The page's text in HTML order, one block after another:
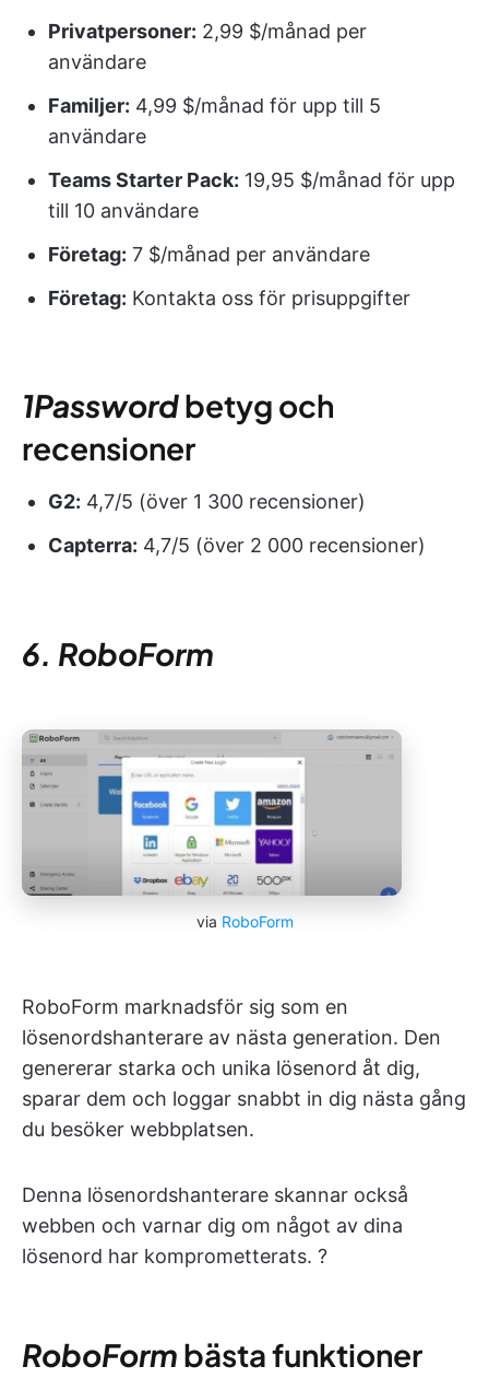
Privatpersoner: 2,99 $/månad per
användare
Familjer: 4,99 $/månad för upp till 5
användare
Teams Starter Pack: 19,95 $/månad för upp
till 10 användare
Företag: 7 $/månad per användare
Företag: Kontakta oss för prisuppgifter
1Passwordbetyg och
recensioner
G2: 4,7/5 (över 1 300 recensioner)
Capterra: 4,7/5 (över 2 000 recensioner)
6. RoboForm
via RoboForm
RoboForm marknadsför sig som en
lösenordshanterare av nästa generation. Den
genererar starka och unika lösenord åt dig,
sparar dem och loggar snabbt in dig nästa gång
du besöker webbplatsen.
Denna lösenordshanterare skannar också
webben och varnar dig om något av dina
lösenord har komprometterats. ?
RoboForm bästa funktioner